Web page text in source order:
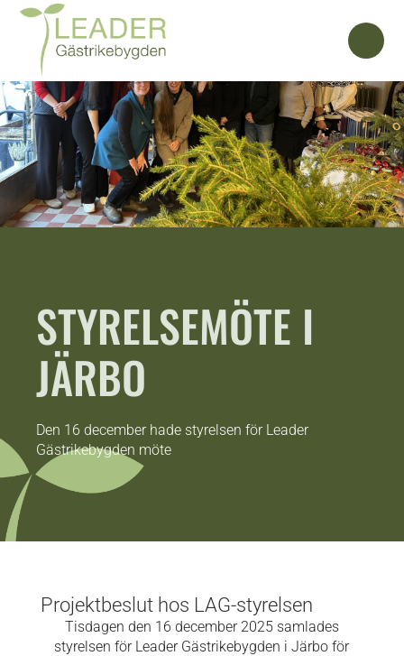
STYRELSEMÖTE I
JÄRBO
Den 16 december hade styrelsen för Leader
Gästrikebygden möte
Projektbeslut hos LAG-styrelsen
Tisdagen den 16 december 2025 samlades
styrelsen för Leader Gästrikebygden i Järbo för